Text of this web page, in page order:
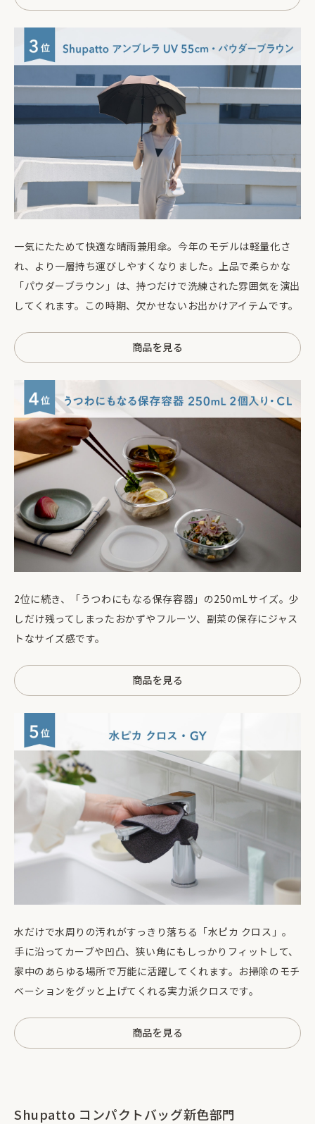
一気にたためて快適な晴雨兼用傘。今年のモデルは軽量化さ
れ、より一層持ち運びしやすくなりました。上品で柔らかな
「パウダーブラウン」は、持つだけで洗練された雰囲気を演出
してくれます。この時期、欠かせないお出かけアイテムです。
商品を見る
2位に続き、「うつわにもなる保存容器」の250mLサイズ。少
しだけ残ってしまったおかずやフルーツ、副菜の保存にジャス
トなサイズ感です。
商品を見る
水だけで水周りの汚れがすっきり落ちる「水ピカ クロス」。
手に沿ってカーブや凹凸、狭い角にもしっかりフィットして、
家中のあらゆる場所で万能に活躍してくれます。お掃除のモチ
ベーションをグッと上げてくれる実力派クロスです。
商品を見る
Shupatto コンパクトバッグ新色部門